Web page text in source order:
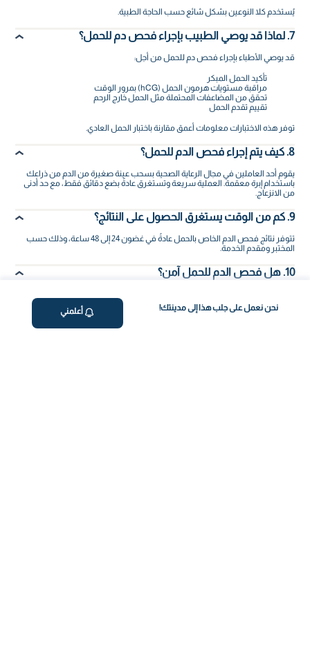
نحن نعمل على جلب هذا إلى مدينتك! أعلمني
يُستخدم كلا النوعين بشكل شائع حسب الحاجة الطبية.
7. لماذا قد يوصي الطبيب بإجراء فحص دم للحمل؟
قد يوصي الأطباء بإجراء فحص دم للحمل من أجل:
تأكيد الحمل المبكر
مراقبة مستويات هرمون الحمل (hCG) بمرور الوقت
تحقق من المضاعفات المحتملة مثل الحمل خارج الرحم
تقييم تقدم الحمل
توفر هذه الاختبارات معلومات أعمق مقارنة باختبار الحمل العادي.
8. كيف يتم إجراء فحص الدم للحمل؟
يقوم أحد العاملين في مجال الرعاية الصحية بسحب عينة صغيرة من الدم من ذراعك
باستخدام إبرة معقمة. العملية سريعة وتستغرق عادةً بضع دقائق فقط، مع حد أدنى
من الانزعاج.
9. كم من الوقت يستغرق الحصول على النتائج؟
تتوفر نتائج فحص الدم الخاص بالحمل عادةً في غضون 24 إلى 48 ساعة، وذلك حسب
المختبر ومقدم الخدمة.
10. هل فحص الدم للحمل آمن؟
ويُستخدم على نطاق واسع في جميع أنحاء العالم لتأكيد الحمل ومراقبة صحة الأم.
لمزيد من الاطمئنان على صحة الجنين أثناء الحمل، توفر فاليو هيلث أيضاً